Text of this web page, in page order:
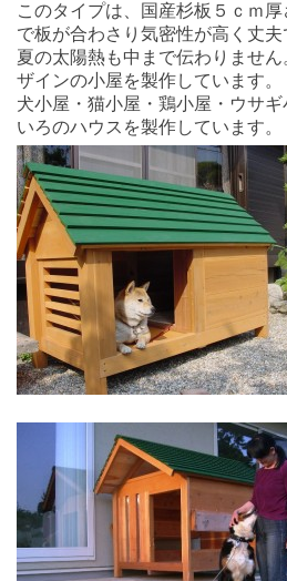
このタイプは、国産杉板５ｃｍ
で板が合わさり気密性が高く丈夫
夏の太陽熱も中まで伝わりませ
ザインの小屋を製作しています。
犬小屋・猫小屋・鶏小屋・ウサ
いろのハウスを製作しています。